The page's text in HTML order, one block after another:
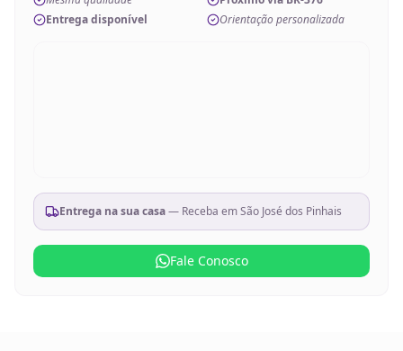
Entrega disponível
Orientação personalizada
Entrega na sua casa— Receba emSão José dos Pinhais
Fale Conosco